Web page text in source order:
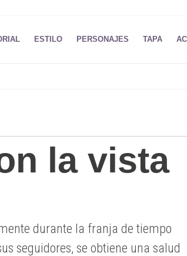
ESTILO PERSONAJES TAPA
la vista
durante la franja de tiempo
seguidores, se obtiene una salud